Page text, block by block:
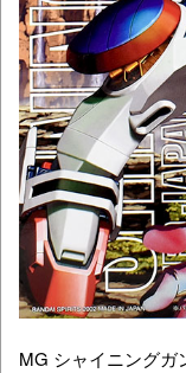
MG シャイニングガ